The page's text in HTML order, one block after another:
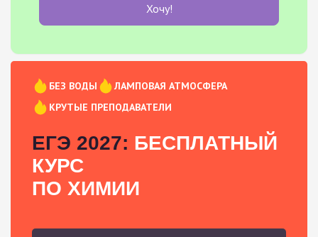
Хочу!
БЕЗ ВОДЫ
ЛАМПОВАЯ АТМОСФЕРА
КРУТЫЕ ПРЕПОДАВАТЕЛИ
ЕГЭ 2027: БЕСПЛАТНЫЙ
КУРС
ПО ХИМИИ